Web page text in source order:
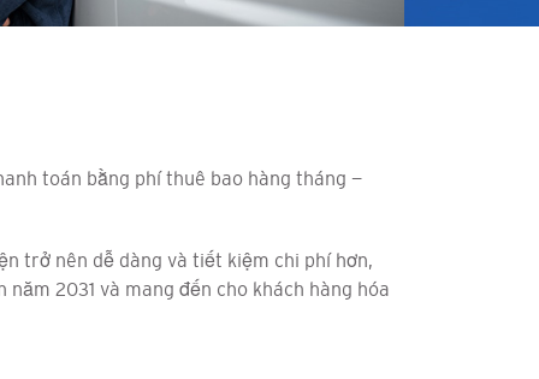
toán bằng phí thuê bao hàng tháng —
trở nên dễ dàng và tiết kiệm chi phí hơn,
2031 và mang đến cho khách hàng hóa